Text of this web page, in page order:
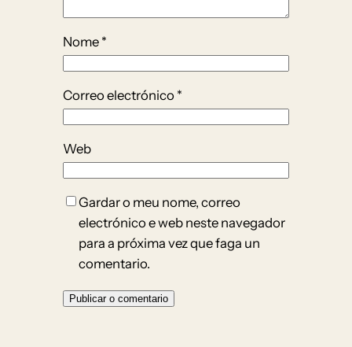
Nome *
Correo electrónico *
Web
Gardar o meu nome, correo
electrónico e web neste navegador
para a próxima vez que faga un
comentario.